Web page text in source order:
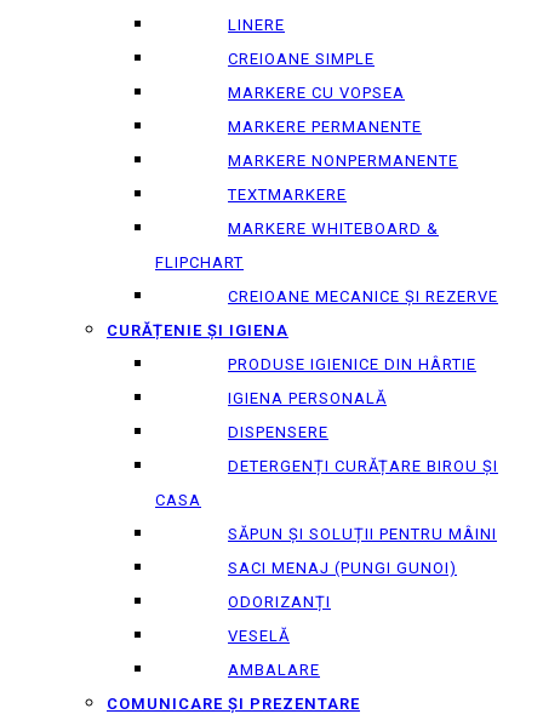
LINERE
CREIOANE SIMPLE
MARKERE CU VOPSEA
MARKERE PERMANENTE
MARKERE NONPERMANENTE
TEXTMARKERE
MARKERE WHITEBOARD &
FLIPCHART
CREIOANE MECANICE ȘI REZERVE
CURĂȚENIE ȘI IGIENA
PRODUSE IGIENICE DIN HÂRTIE
IGIENA PERSONALĂ
DISPENSERE
DETERGENȚI CURĂȚARE BIROU ȘI
CASA
SĂPUN ȘI SOLUȚII PENTRU MÂINI
SACI MENAJ (PUNGI GUNOI)
ODORIZANȚI
VESELĂ
AMBALARE
COMUNICARE ȘI PREZENTARE